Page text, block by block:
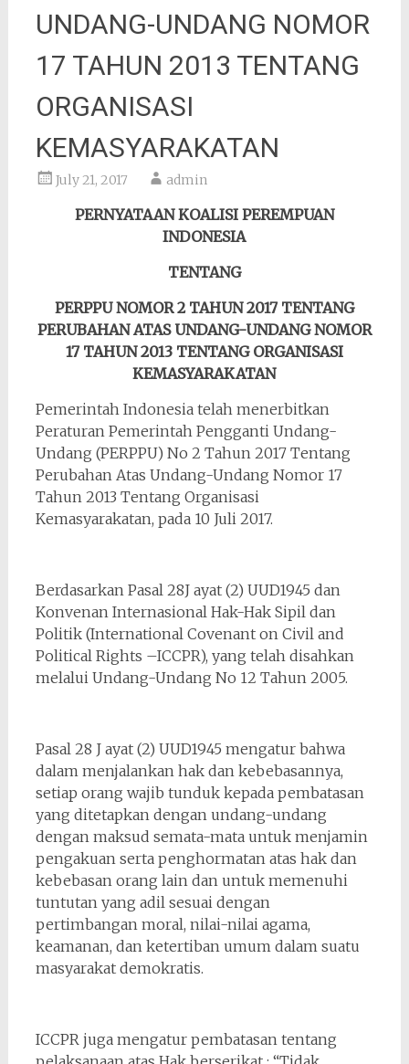
UNDANG-UNDANG NOMOR
17 TAHUN 2013 TENTANG
ORGANISASI
KEMASYARAKATAN
July 21, 2017 admin
PERNYATAAN KOALISI PEREMPUAN
INDONESIA
TENTANG
PERPPU NOMOR 2 TAHUN 2017 TENTANG
PERUBAHAN ATAS UNDANG-UNDANG NOMOR
17 TAHUN 2013 TENTANG ORGANISASI
KEMASYARAKATAN
Pemerintah Indonesia telah menerbitkan
Peraturan Pemerintah Pengganti Undang-
Undang (PERPPU) No 2 Tahun 2017 Tentang
Perubahan Atas Undang-Undang Nomor 17
Tahun 2013 Tentang Organisasi
Kemasyarakatan, pada 10 Juli 2017.
Berdasarkan Pasal 28J ayat (2) UUD1945 dan
Konvenan Internasional Hak-Hak Sipil dan
Politik (International Covenant on Civil and
Political Rights –ICCPR), yang telah disahkan
melalui Undang-Undang No 12 Tahun 2005.
Pasal 28 J ayat (2) UUD1945 mengatur bahwa
dalam menjalankan hak dan kebebasannya,
setiap orang wajib tunduk kepada pembatasan
yang ditetapkan dengan undang-undang
dengan maksud semata-mata untuk menjamin
pengakuan serta penghormatan atas hak dan
kebebasan orang lain dan untuk memenuhi
tuntutan yang adil sesuai dengan
pertimbangan moral, nilai-nilai agama,
keamanan, dan ketertiban umum dalam suatu
masyarakat demokratis.
ICCPR juga mengatur pembatasan tentang